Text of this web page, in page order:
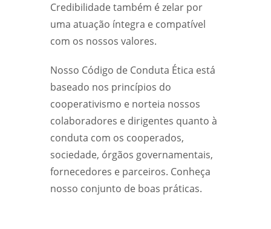
Credibilidade também é zelar por
uma atuação íntegra e compatível
com os nossos valores.
Nosso Código de Conduta Ética está
baseado nos princípios do
cooperativismo e norteia nossos
colaboradores e dirigentes quanto à
conduta com os cooperados,
sociedade, órgãos governamentais,
fornecedores e parceiros. Conheça
nosso conjunto de boas práticas.